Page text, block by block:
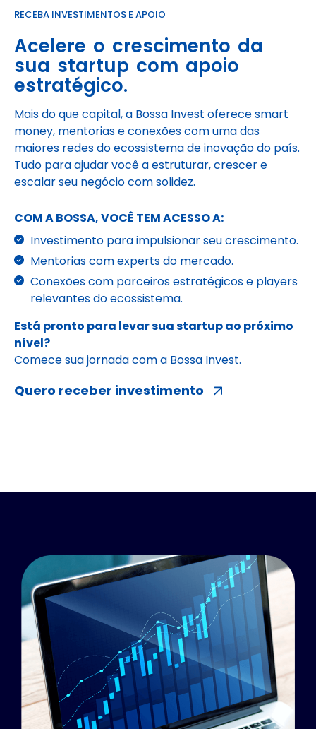
RECEBA INVESTIMENTOS E APOIO
Acelere o crescimento da
sua startup com apoio
estratégico.
Mais do que capital, a Bossa Invest oferece smart
money, mentorias e conexões com uma das
maiores redes do ecossistema de inovação do país.
Tudo para ajudar você a estruturar, crescer e
escalar seu negócio com solidez.
COM A BOSSA, VOCÊ TEM ACESSO A:
Investimento para impulsionar seu crescimento.
Mentorias com experts do mercado.
Conexões com parceiros estratégicos e players
relevantes do ecossistema.
Está pronto para levar sua startup ao próximo
nível?
Comece sua jornada com a Bossa Invest.
Quero receber investimento